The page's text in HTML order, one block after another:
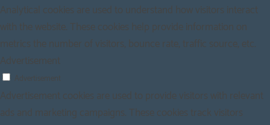
Analytical cookies are used to understand how visitors interact
with the website. These cookies help provide information on
metrics the number of visitors, bounce rate, traffic source, etc.
Advertisement
Advertisement
Advertisement cookies are used to provide visitors with relevant
ads and marketing campaigns. These cookies track visitors